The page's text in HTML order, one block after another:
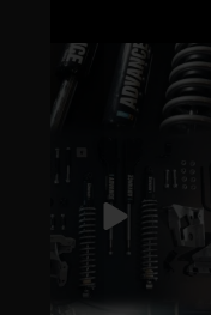
vanmecampervans
Jan 4